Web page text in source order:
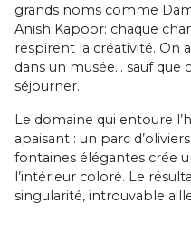
grands noms comme
Anish Kapoor: chaque
respirent la créativité. On
dans un musée… sauf que
séjourner.
Le domaine qui entoure
apaisant : un parc
fontaines élégantes crée
l’intérieur coloré. Le
singularité, introuvable